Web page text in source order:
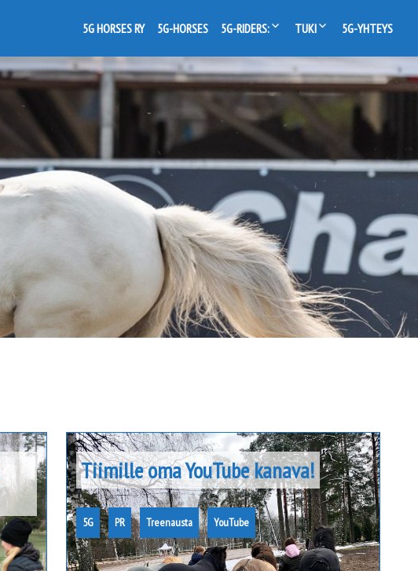
5G HORSES RY 5G-HORSES 5G-RIDERS:
Gerda-Eerika Viinanen
Miina Sarsama
Veera Niemi
Natalie Slögs
Kanerva Niemi
Hanna Huhta
Iris Heng
TUKI
Kannatusjäsen
Sponsorit
Yhteistyökumppanit
Lisää tiimiläisiä
Kasvattajat
Kauppa
5G-YHTEYS
Tiimille oma YouTube kanava!
5G PR Treenausta YouTube